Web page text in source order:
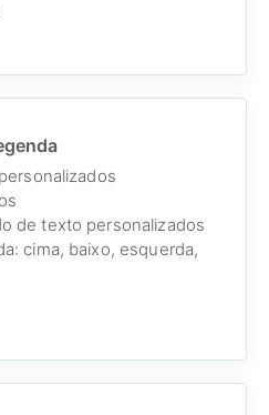
de texto personalizados
cima, baixo, esquerda,